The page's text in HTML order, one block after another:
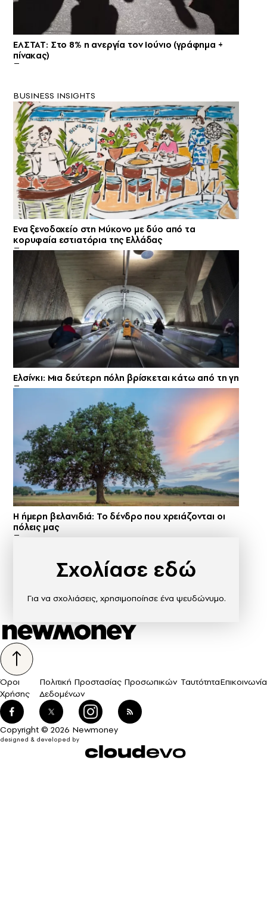
ΕΛΣΤΑΤ: Στο 8% η ανεργία τον Ιούνιο (γράφημα +
πίνακας)
BUSINESS INSIGHTS
Ενα ξενοδοχείο στη Μύκονο με δύο από τα
κορυφαία εστιατόρια της Ελλάδας
Ελσίνκι: Mια δεύτερη πόλη βρίσκεται κάτω από τη γη
Η ήμερη βελανιδιά: Το δένδρο που χρειάζονται οι
πόλεις μας
Σχολίασε εδώ
Για να σχολιάσεις, χρησιμοποίησε ένα ψευδώνυμο.
Όροι
Χρήσης
Πολιτική Προστασίας Προσωπικών
Δεδομένων
ΤαυτότηταΕπικοινωνία
Copyright © 2026 Newmoney
designed & developed by